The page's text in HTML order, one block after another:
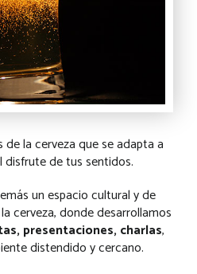
la cerveza que se adapta a
disfrute de tus sentidos.
un espacio cultural y de
cerveza, donde desarrollamos
presentaciones, charlas,
distendido y cercano.